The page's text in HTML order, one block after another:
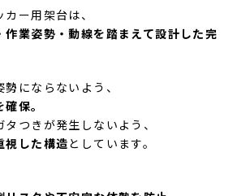
ー用架台は、
作業姿勢・動線を踏まえて設計した完
にならないよう、
保。
つきが発生しないよう、
視した構造としています。